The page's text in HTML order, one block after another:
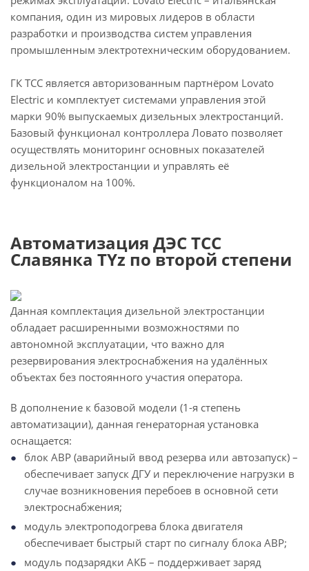
компания, один из мировых лидеров в области
разработки и производства систем управления
промышленным электротехническим оборудованием.
ГК ТСС является авторизованным партнёром Lovato
Electric и комплектует системами управления этой
марки 90% выпускаемых дизельных электростанций.
Базовый функционал контроллера Ловато позволяет
осуществлять мониторинг основных показателей
дизельной электростанции и управлять её
функционалом на 100%.
Автоматизация ДЭС ТСС
Славянка TYz по второй степени
Данная комплектация дизельной электростанции
обладает расширенными возможностями по
автономной эксплуатации, что важно для
резервирования электроснабжения на удалённых
объектах без постоянного участия оператора.
В дополнение к базовой модели (1-я степень
автоматизации), данная генераторная установка
оснащается:
блок АВР (аварийный ввод резерва или автозапуск) –
обеспечивает запуск ДГУ и переключение нагрузки в
случае возникновения перебоев в основной сети
электроснабжения;
модуль электроподогрева блока двигателя
обеспечивает быстрый старт по сигналу блока АВР;
модуль подзарядки АКБ – поддерживает заряд